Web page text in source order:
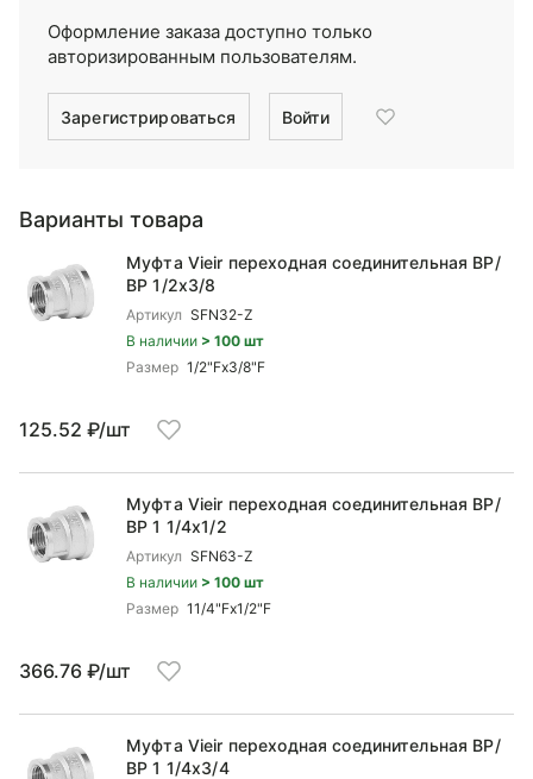
Оформление заказа доступно только
авторизированным пользователям.
Зарегистрироваться Войти
Варианты товара
Муфта Vieir переходная соединительная ВР/
ВР 1/2x3/8
Артикул SFN32-Z
В наличии > 100 шт
Размер 1/2"Fx3/8"F
125.52 ₽/шт
Муфта Vieir переходная соединительная ВР/
ВР 1 1/4x1/2
Артикул SFN63-Z
В наличии > 100 шт
Размер 11/4"Fx1/2"F
366.76 ₽/шт
Муфта Vieir переходная соединительная ВР/
ВР 1 1/4x3/4